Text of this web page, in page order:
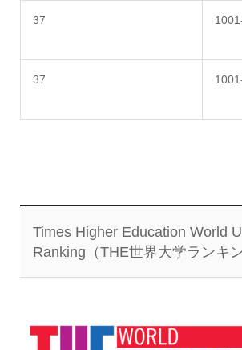
37
37
Times Higher Education World
Ranking（THE世界大学ランキン